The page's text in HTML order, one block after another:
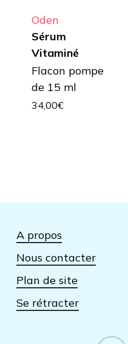
Oden
Sérum
Vitaminé
Flacon pompe
de 15 ml
34,00€
A propos
Nous contacter
Plan de site
Se rétracter